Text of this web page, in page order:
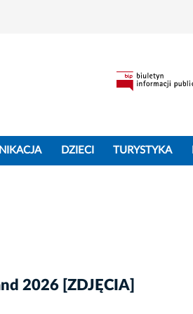
DZIECI TURYSTYKA
2026 [ZDJĘCIA]